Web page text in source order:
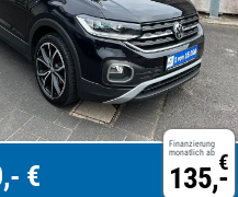
Finanzierung
monatlich ab €
135,-
€